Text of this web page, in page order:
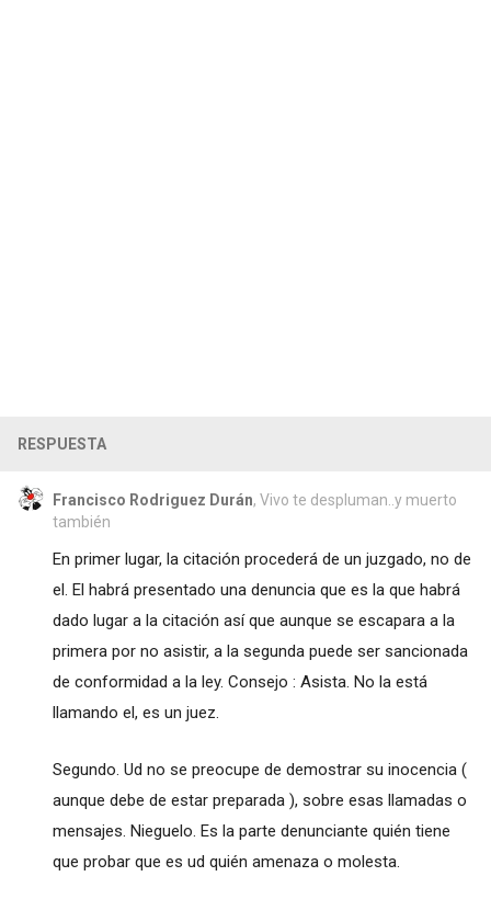
RESPUESTA
Francisco Rodriguez Durán, Vivo te despluman..y muerto
también
En primer lugar, la citación procederá de un juzgado, no de
el. El habrá presentado una denuncia que es la que habrá
dado lugar a la citación así que aunque se escapara a la
primera por no asistir, a la segunda puede ser sancionada
de conformidad a la ley. Consejo : Asista. No la está
llamando el, es un juez.
Segundo. Ud no se preocupe de demostrar su inocencia (
aunque debe de estar preparada ), sobre esas llamadas o
mensajes. Nieguelo. Es la parte denunciante quién tiene
que probar que es ud quién amenaza o molesta.